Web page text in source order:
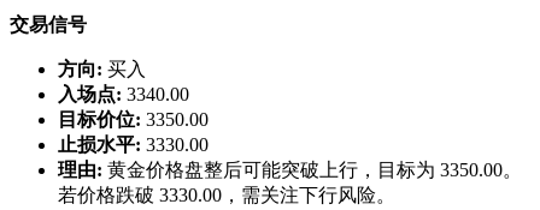
交易信号
方向: 买入
入场点: 3340.00
目标价位: 3350.00
止损水平: 3330.00
理由: 黄金价格盘整后可能突破上行，目标为 3350.00。
若价格跌破 3330.00，需关注下行风险。